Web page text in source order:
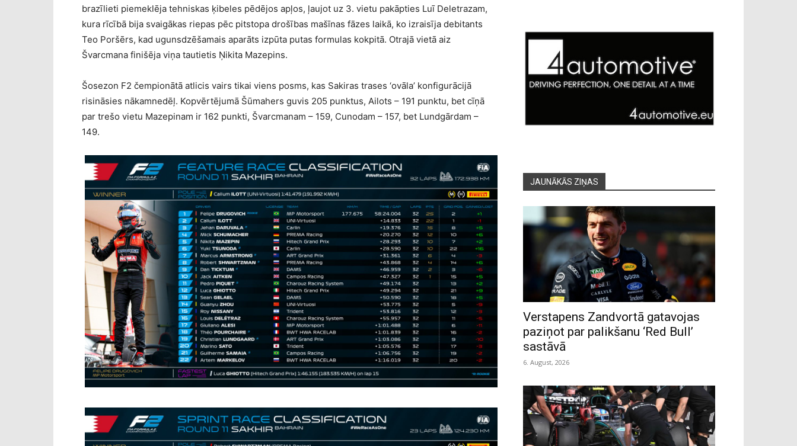
brazīlieti piemeklēja tehniskas ķibeles pēdējos apļos, ļaujot uz 3. vietu pakāpties Luī Deletrazam,
kura rīcībā bija svaigākas riepas pēc pitstopa drošības mašīnas fāzes laikā, ko izraisīja debitants
Teo Poršērs, kad ugunsdzēšamais aparāts izpūta putas formulas kokpitā. Otrajā vietā aiz
Švarcmana finišēja viņa tautietis Ņikita Mazepins.
Šosezon F2 čempionātā atlicis vairs tikai viens posms, kas Sakiras trases ‘ovāla’ konfigurācijā
risināsies nākamnedēļ. Kopvērtējumā Šūmahers guvis 205 punktus, Ailots – 191 punktu, bet cīņā
par trešo vietu Mazepinam ir 162 punkti, Švarcmanam – 159, Cunodam – 157, bet Lundgārdam –
149.
JAUNĀKĀS ZIŅAS
Verstapens Zandvortā gatavojas
paziņot par palikšanu ‘Red Bull’
sastāvā
6. August, 2026